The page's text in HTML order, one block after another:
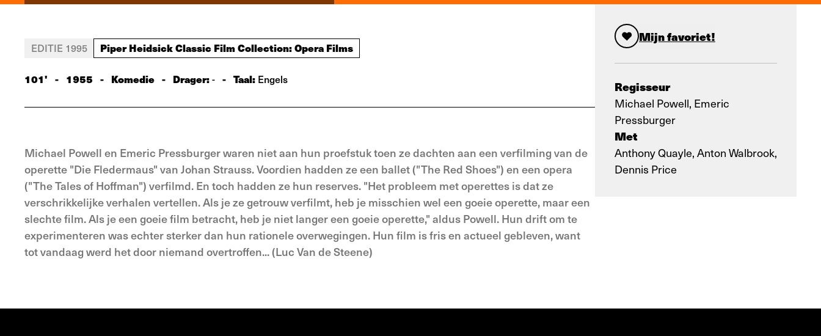
Mijn favoriet!
Regisseur
Michael Powell, Emeric
Pressburger
Met
Anthony Quayle, Anton Walbrook,
Dennis Price
EDITIE 1995 Piper Heidsick Classic Film Collection: Opera Films
101' - 1955 - Komedie - Drager:- - Taal: Engels
Michael Powell en Emeric Pressburger waren niet aan hun proefstuk toen ze dachten aan een verfilming van de
operette "Die Fledermaus" van Johan Strauss. Voordien hadden ze een ballet ("The Red Shoes") en een opera
("The Tales of Hoffman") verfilmd. En toch hadden ze hun reserves. "Het probleem met operettes is dat ze
verschrikkelijke verhalen vertellen. Als je ze getrouw verfilmt, heb je misschien wel een goeie operette, maar een
slechte film. Als je een goeie film betracht, heb je niet langer een goeie operette," aldus Powell. Hun drift om te
experimenteren was echter sterker dan hun rationele overwegingen. Hun film is fris en actueel gebleven, want
tot vandaag werd het door niemand overtroffen... (Luc Van de Steene)